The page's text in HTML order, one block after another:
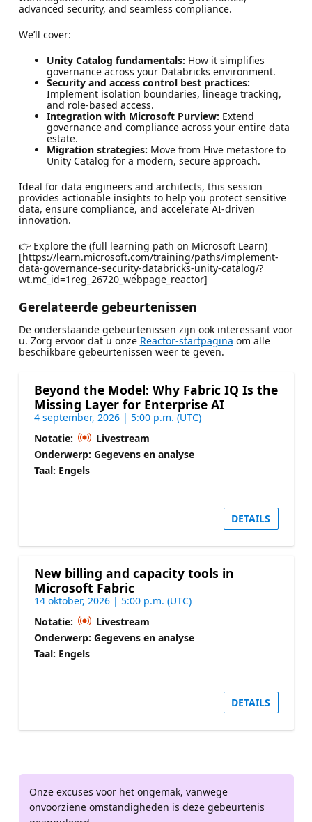
advanced security, and seamless compliance.
We’ll cover:
Unity Catalog fundamentals: How it simplifies
governance across your Databricks environment.
Security and access control best practices:
Implement isolation boundaries, lineage tracking,
and role-based access.
Integration with Microsoft Purview: Extend
governance and compliance across your entire data
estate.
Migration strategies: Move from Hive metastore to
Unity Catalog for a modern, secure approach.
Ideal for data engineers and architects, this session
provides actionable insights to help you protect sensitive
data, ensure compliance, and accelerate AI-driven
innovation.
👉 Explore the (full learning path on Microsoft Learn)
[https://learn.microsoft.com/training/paths/implement-
data-governance-security-databricks-unity-catalog/?
wt.mc_id=1reg_26720_webpage_reactor]
Gerelateerde gebeurtenissen
De onderstaande gebeurtenissen zijn ook interessant voor
u. Zorg ervoor dat u onze Reactor-startpagina om alle
beschikbare gebeurtenissen weer te geven.
Beyond the Model: Why Fabric IQ Is the
Missing Layer for Enterprise AI
4 september, 2026 | 5:00 p.m. (UTC)
Notatie:
Livestream
Onderwerp: Gegevens en analyse
Taal: Engels
DETAILS
New billing and capacity tools in
Microsoft Fabric
14 oktober, 2026 | 5:00 p.m. (UTC)
Notatie:
Livestream
Onderwerp: Gegevens en analyse
Taal: Engels
DETAILS
Onze excuses voor het ongemak, vanwege
onvoorziene omstandigheden is deze gebeurtenis